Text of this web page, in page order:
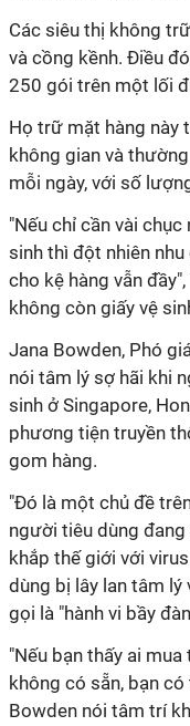
Các siêu thị không
và cồng kềnh. Điều
250 gói trên một lối
Họ trữ mặt hàng này
không gian và
mỗi ngày, với số
"Nếu chỉ cần vài
sinh thì đột nhiên
cho kệ hàng vẫn
không còn giấy vệ
Jana Bowden, Phó
nói tâm lý sợ hãi khi
sinh ở Singapore,
phương tiện truyền
gom hàng.
"Đó là một chủ đề
người tiêu dùng
khắp thế giới với
dùng bị lây lan tâm lý
gọi là "hành vi bầy
"Nếu bạn thấy ai
không có sẵn, bạn
Bowden nói tâm trí